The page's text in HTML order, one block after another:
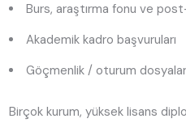
Burs, araştırma fonu ve
Akademik kadro başvuruları
Göçmenlik / oturum
Birçok kurum, yüksek lisans